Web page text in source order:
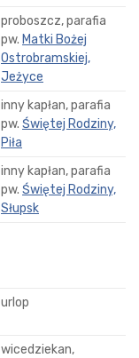
proboszcz, parafia
pw. Matki Bożej
Ostrobramskiej,
Jeżyce
inny kapłan, parafia
pw. Świętej Rodziny,
Piła
inny kapłan, parafia
pw. Świętej Rodziny,
Słupsk
urlop
wicedziekan,